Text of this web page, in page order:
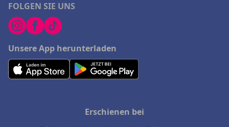
FOLGEN SIE UNS
Unsere App herunterladen
Erschienen bei